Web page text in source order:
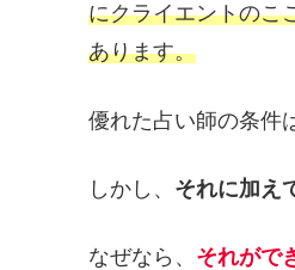
にクライエントのこ
あります。
優れた占い師の条件
しかし、 それに加え
なぜなら、 それがで